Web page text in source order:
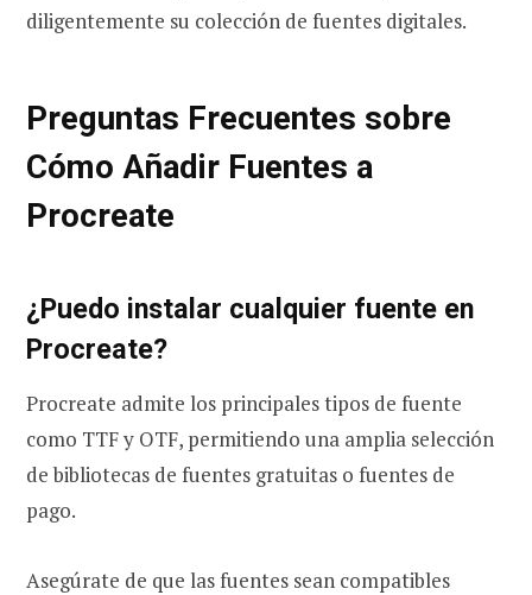
diligentemente su colección de fuentes digitales.
Preguntas Frecuentes sobre
Cómo Añadir Fuentes a
Procreate
¿Puedo instalar cualquier fuente en
Procreate?
Procreate admite los principales tipos de fuente
como TTF y OTF, permitiendo una amplia selección
de bibliotecas de fuentes gratuitas o fuentes de
pago.
Asegúrate de que las fuentes sean compatibles